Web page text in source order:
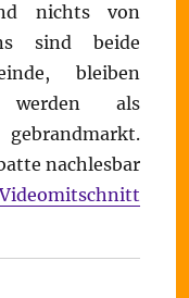
nichts von
sind beide
bleiben
werden als
nachlesbar
Videomitschnitt